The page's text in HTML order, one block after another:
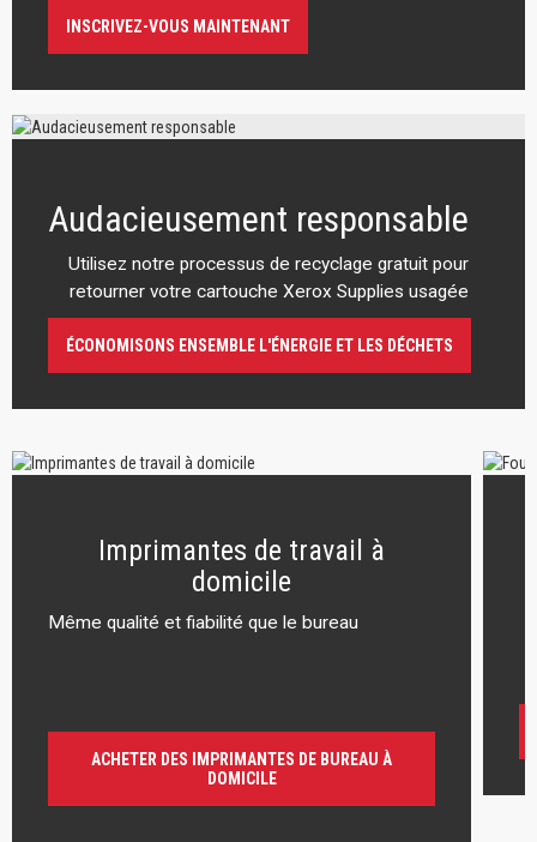
INSCRIVEZ-VOUS MAINTENANT
Audacieusement responsable
Utilisez notre processus de recyclage gratuit pour
retourner votre cartouche Xerox Supplies usagée
ÉCONOMISONS ENSEMBLE L'ÉNERGIE ET LES DÉCHETS
Imprimantes de travail à
domicile
Même qualité et fiabilité que le bureau
ACHETER DES IMPRIMANTES DE BUREAU À
DOMICILE